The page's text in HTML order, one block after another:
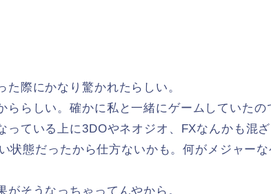
際にかなり驚かれたらしい。
らしい。確かに私と一緒にゲームしていたの
ている上に3DOやネオジオ、FXなんかも混ざ
状態だったから仕方ないかも。何がメジャー
そうなっちゃってんやから。